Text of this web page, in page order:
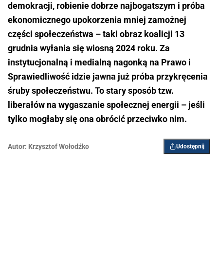
demokracji, robienie dobrze najbogatszym i próba
ekonomicznego upokorzenia mniej zamożnej
części społeczeństwa – taki obraz koalicji 13
grudnia wyłania się wiosną 2024 roku. Za
instytucjonalną i medialną nagonką na Prawo i
Sprawiedliwość idzie jawna już próba przykręcenia
śruby społeczeństwu. To stary sposób tzw.
liberałów na wygaszanie społecznej energii – jeśli
tylko mogłaby się ona obrócić przeciwko nim.
Autor: Krzysztof Wołodźko Udostępnij